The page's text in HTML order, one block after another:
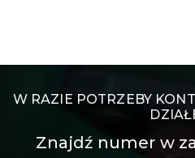
W RAZIE POTRZEBY
Znajdź numer w